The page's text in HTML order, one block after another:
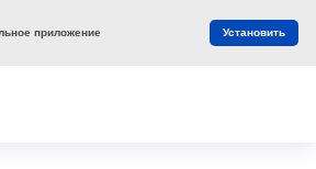
приложение Установить